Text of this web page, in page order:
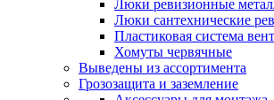
Люки ревизионные
Люки сантехнические
Пластиковая система
Хомуты червячные
Выведены из ассортимента
Грозозащита и заземление